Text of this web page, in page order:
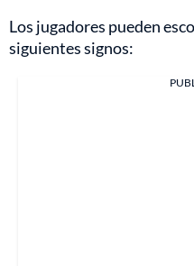
Los jugadores pueden
siguientes signos: